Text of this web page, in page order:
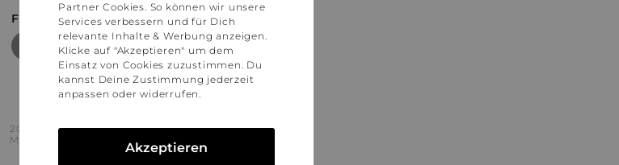
FIND MORE INSPIRATION
2016 - 2026 © Stylaholic.
Made for you with love in munich.
Partner Cookies. So können wir unsere
Services verbessern und für Dich
relevante Inhalte & Werbung anzeigen.
Klicke auf "Akzeptieren" um dem
Einsatz von Cookies zuzustimmen. Du
kannst Deine Zustimmung jederzeit
anpassen oder widerrufen.
Akzeptieren